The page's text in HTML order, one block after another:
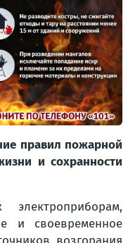
правил пожарной
и сохранности
и своевременное